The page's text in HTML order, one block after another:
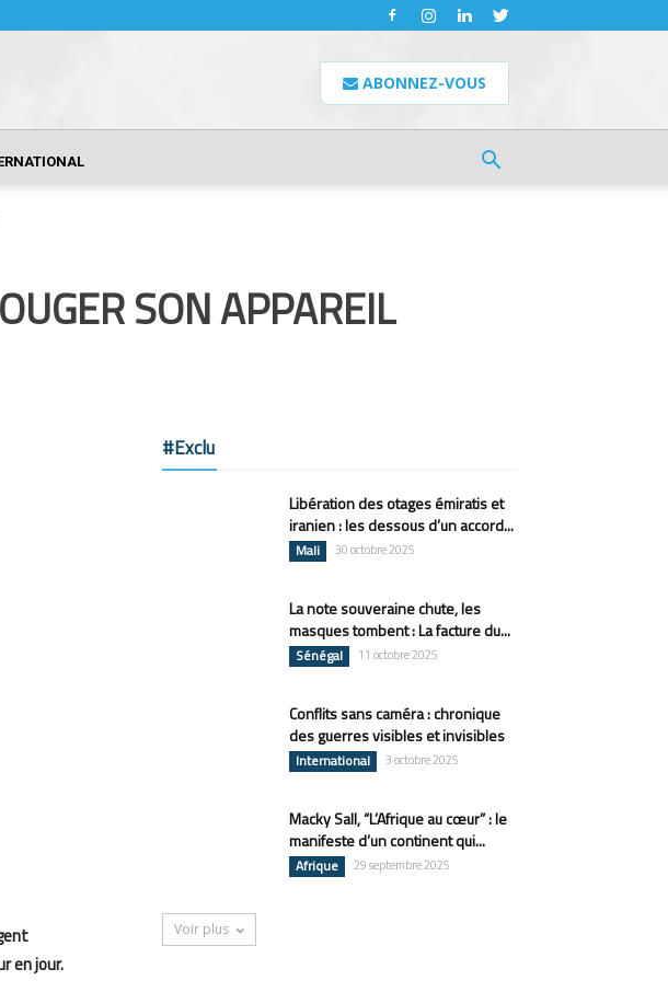
ABONNEZ-VOUS
SON APPAREIL
en jour.
#Exclu
Libération des otages émiratis et
iranien : les dessous d’un accord...
Mali 30 octobre 2025
La note souveraine chute, les
masques tombent : La facture du...
Sénégal 11 octobre 2025
Conflits sans caméra : chronique
des guerres visibles et invisibles
International 3 octobre 2025
Macky Sall, “L’Afrique au cœur” : le
manifeste d’un continent qui...
Afrique 29 septembre 2025
Voir plus